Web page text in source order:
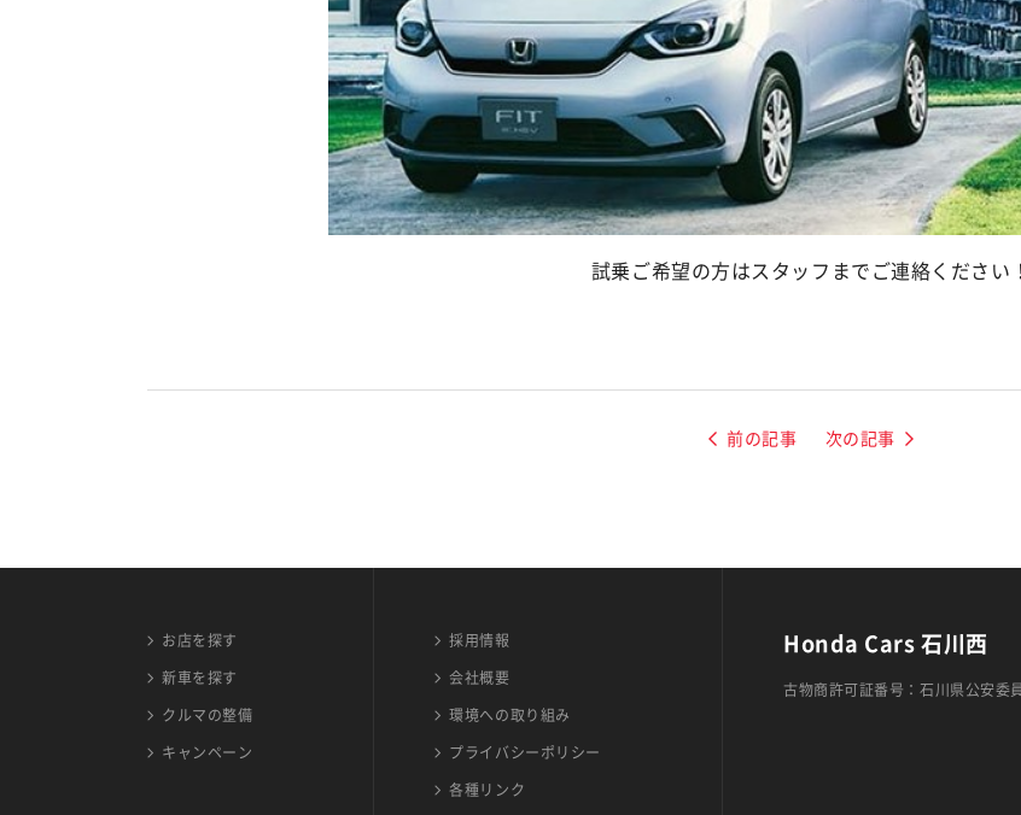
試乗ご希望の方はスタッフまでご連絡ください！
前の記事 次の記事
お店を探す
新車を探す
クルマの整備
キャンペーン
採用情報
会社概要
環境への取り組み
プライバシーポリシー
各種リンク
Honda Cars 石川西
古物商許可証番号：石川県公安委